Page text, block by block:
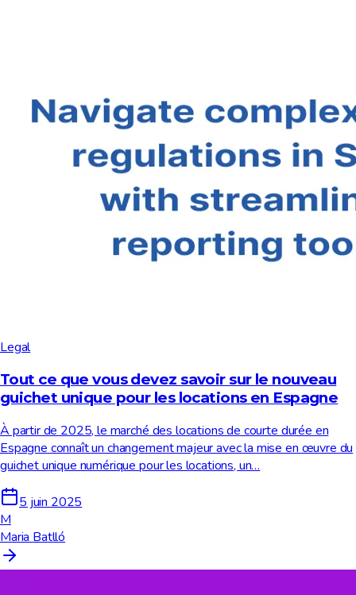
Legal
Tout ce que vous devez savoir sur le nouveau
guichet unique pour les locations en Espagne
À partir de 2025, le marché des locations de courte durée en
Espagne connaît un changement majeur avec la mise en œuvre du
guichet unique numérique pour les locations, un…
5 juin 2025
M
Maria Batlló